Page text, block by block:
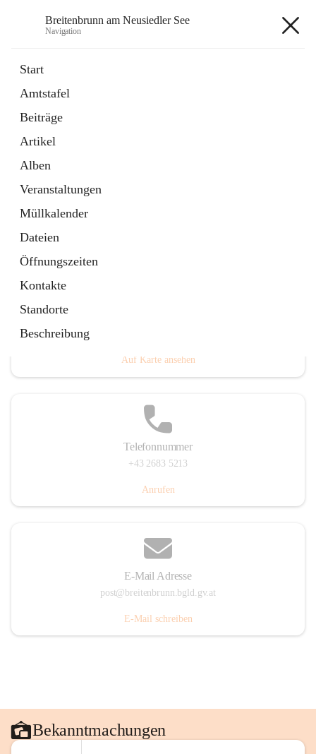
Breitenbrunn am Neusiedler See
Navigation
Start
Amtstafel
Beiträge
Artikel
Alben
Veranstaltungen
Müllkalender
Dateien
Öffnungszeiten
Kontakte
Standorte
Beschreibung
18 Schnellzugriffe
Gemeindeservice
Auf Karte ansehen
Telefonnummer
+43 2683 5213
Anrufen
E-Mail Adresse
post@breitenbrunn.bgld.gv.at
E-Mail schreiben
Bekanntmachungen